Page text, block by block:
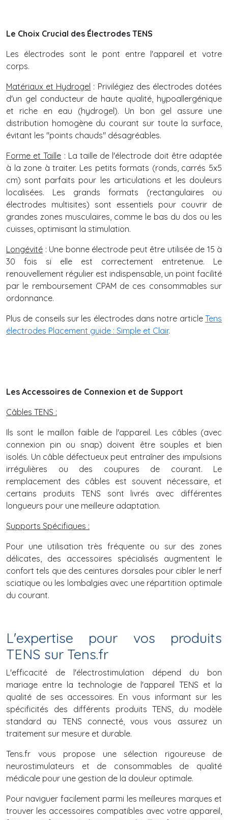
Le Choix Crucial des Électrodes TENS
Les électrodes sont le pont entre l'appareil et votre
corps.
Matériaux et Hydrogel : Privilégiez des électrodes dotées
d'un gel conducteur de haute qualité, hypoallergénique
et riche en eau (hydrogel). Un bon gel assure une
distribution homogène du courant sur toute la surface,
évitant les "points chauds" désagréables.
Forme et Taille : La taille de l'électrode doit être adaptée
à la zone à traiter. Les petits formats (ronds, carrés 5x5
cm) sont parfaits pour les articulations et les douleurs
localisées. Les grands formats (rectangulaires ou
électrodes multisites) sont essentiels pour couvrir de
grandes zones musculaires, comme le bas du dos ou les
cuisses, optimisant la stimulation.
Longévité : Une bonne électrode peut être utilisée de 15 à
30 fois si elle est correctement entretenue. Le
renouvellement régulier est indispensable, un point facilité
par le remboursement CPAM de ces consommables sur
ordonnance.
Plus de conseils sur les électrodes dans notre article Tens
électrodes Placement guide : Simple et Clair.
Les Accessoires de Connexion et de Support
Câbles TENS :
Ils sont le maillon faible de l'appareil. Les câbles (avec
connexion pin ou snap) doivent être souples et bien
isolés. Un câble défectueux peut entraîner des impulsions
irrégulières ou des coupures de courant. Le
remplacement des câbles est souvent nécessaire, et
certains produits TENS sont livrés avec différentes
longueurs pour une meilleure adaptation.
Supports Spécifiques :
Pour une utilisation très fréquente ou sur des zones
délicates, des accessoires spécialisés augmentent le
confort tels que des ceintures dorsales pour cibler le nerf
sciatique ou les lombalgies avec une répartition optimale
du courant.
L'expertise pour vos produits
TENS sur Tens.fr
L'efficacité de l'électrostimulation dépend du bon
mariage entre la technologie de l'appareil TENS et la
qualité de ses accessoires. En vous informant sur les
spécificités des différents produits TENS, du modèle
standard au TENS connecté, vous vous assurez un
traitement sur mesure et durable.
Tens.fr vous propose une sélection rigoureuse de
neurostimulateurs et de consommables de qualité
médicale pour une gestion de la douleur optimale.
Pour naviguer facilement parmi les meilleures marques et
trouver les accessoires compatibles avec votre appareil,